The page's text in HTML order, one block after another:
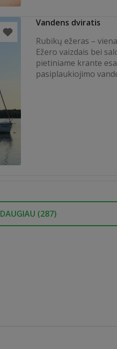
Vandens dviratis
Rubikų ežeras –
Ežero vaizdais bei
pietiniame krante
pasiplaukiojimo
DAUGIAU (287)